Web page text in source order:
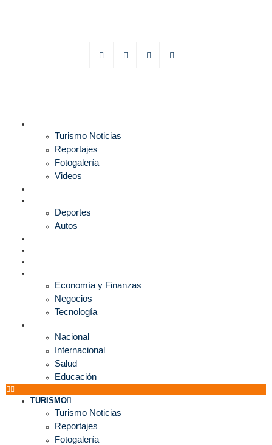
Turismo Noticias
Reportajes
Fotogalería
Videos
Deportes
Autos
Economía y Finanzas
Negocios
Tecnología
Nacional
Internacional
Salud
Educación
TURISMO
Turismo Noticias
Reportajes
Fotogalería